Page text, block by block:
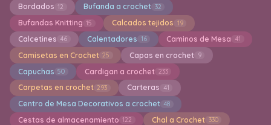
Bordados 12 Bufanda a crochet 32
Bufandas Knitting 15 Calcados tejidos 19
Calcetines 46 Calentadores 16 Caminos de Mesa 41
Camisetas en Crochet 25 Capas en crochet 9
Capuchas 50 Cardigan a crochet 233
Carpetas en crochet 293 Carteras 41
Centro de Mesa Decorativos a crochet 48
Cestas de almacenamiento 122 Chal a Crochet 330